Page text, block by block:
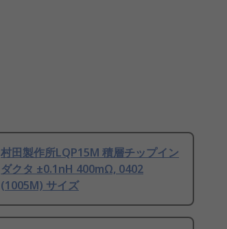
村田製作所LQP15M 積層チップイン
ダクタ ±0.1nH 400mΩ, 0402
(1005M) サイズ